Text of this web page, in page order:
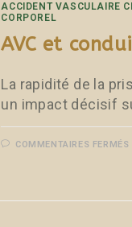
ACCIDENT VASCULAIRE
CORPOREL
AVC et
La rapidité de la
un impact décisif
COMMENTAIRES FERMÉS